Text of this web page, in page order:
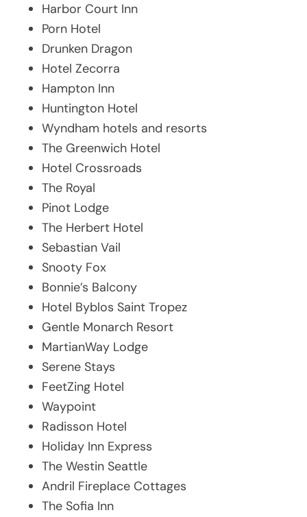
Harbor Court Inn
Porn Hotel
Drunken Dragon
Hotel Zecorra
Hampton Inn
Huntington Hotel
Wyndham hotels and resorts
The Greenwich Hotel
Hotel Crossroads
The Royal
Pinot Lodge
The Herbert Hotel
Sebastian Vail
Snooty Fox
Bonnie’s Balcony
Hotel Byblos Saint Tropez
Gentle Monarch Resort
MartianWay Lodge
Serene Stays
FeetZing Hotel
Waypoint
Radisson Hotel
Holiday Inn Express
The Westin Seattle
Andril Fireplace Cottages
The Sofia Inn